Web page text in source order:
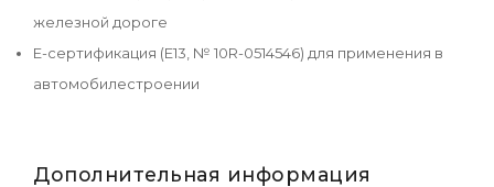
железной дороге
E-сертификация (E13, № 10R-0514546) для применения в
автомобилестроении
Дополнительная информация